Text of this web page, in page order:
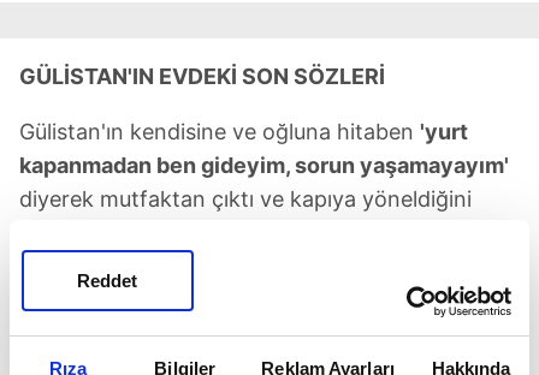
Rıza Bilgiler Reklam Ayarları Hakkında
Reddet
GÜLİSTAN'IN EVDEKİ SON SÖZLERİ
Gülistan'ın kendisine ve oğluna hitaben 'yurt
kapanmadan ben gideyim, sorun yaşamayayım'
diyerek mutfaktan çıktı ve kapıya yöneldiğini
odasına geçti. Gülistan evden çıktıktan sonra
bende daire kapısını kapattım ve Zeinal odasına
bende salona geçtim. Salonda Engin vardı.